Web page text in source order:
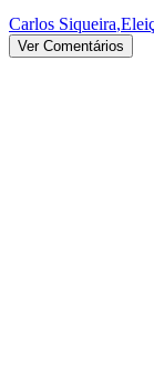
Carlos Siqueira,
Ver Comentários